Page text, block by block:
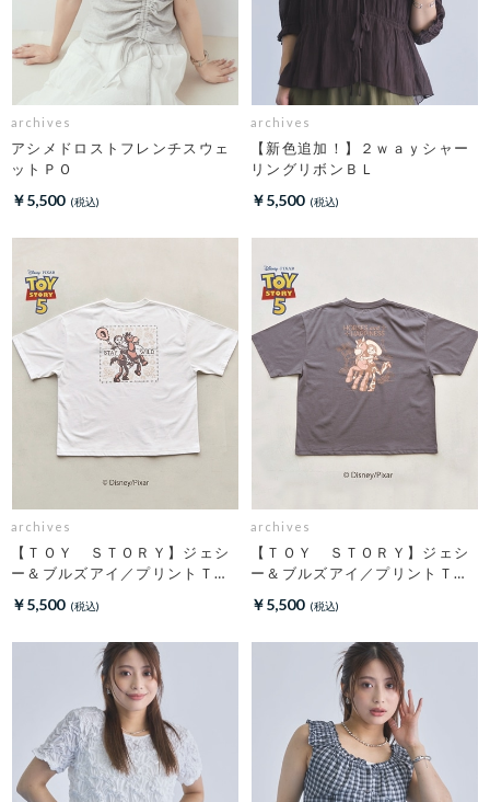
archives
アシメドロストフレンチスウェ
ットＰＯ
￥5,500
archives
【新色追加！】２ｗａｙシャー
リングリボンＢＬ
￥5,500
archives
【ＴＯＹ ＳＴＯＲＹ】ジェシ
ー＆ブルズアイ／プリントＴオ
￥5,500
archives
【ＴＯＹ ＳＴＯＲＹ】ジェシ
ー＆ブルズアイ／プリントＴチ
￥5,500